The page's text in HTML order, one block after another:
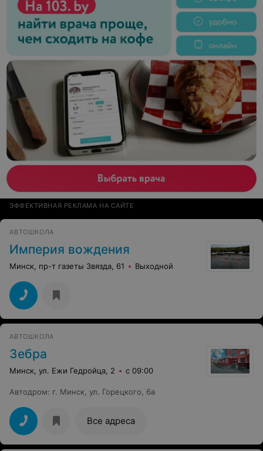
удовольствие от обучения!
ЭФФЕКТИВНАЯ РЕКЛАМА НА САЙТЕ
АВТОШКОЛА
Империя вождения
Минск, пр-т газеты Звязда, 61 Выходной
АВТОШКОЛА
Зебра
Минск, ул. Ежи Гедройца, 2 с 09:00
Автодром: г. Минск, ул. Горецкого, 6а
Все адреса